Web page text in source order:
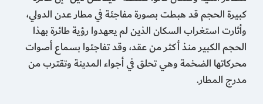
كبيرة الحجم قد هبطت بصورة مفاجئة في مطار عدن الدولي،
وأثارت استغراب السكان الذين لم يعهدوا رؤية طائرة بهذا
الحجم الكبير منذ أكثر من عقد، وقد تفاجئوا بسماع أصوات
محركاتها الضخمة وهي تحلق في أجواء المدينة وتقترب من
مدرج المطار.